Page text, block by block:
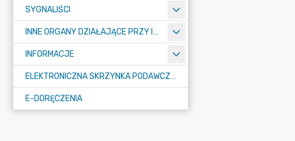
SYGNALIŚCI
INNE ORGANY DZIAŁAJĄCE PRZY IZBIE
INFORMACJE
ELEKTRONICZNA SKRZYNKA PODAWCZA E-PUAP
E-DORĘCZENIA